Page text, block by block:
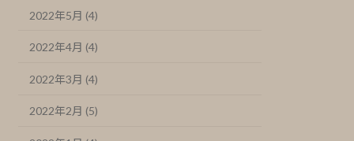
2022年5月 (4)
2022年4月 (4)
2022年3月 (4)
2022年2月 (5)